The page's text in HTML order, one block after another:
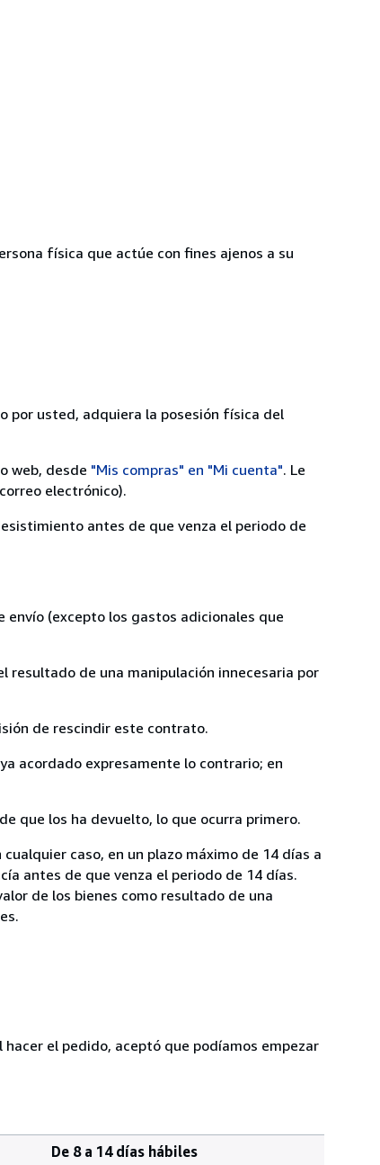
física que actúe con fines ajenos a su
por usted, adquiera la posesión física del
web, desde "Mis compras" en "Mi cuenta". Le
electrónico).
antes de que venza el periodo de
(excepto los gastos adicionales que
resultado de una manipulación innecesaria por
de rescindir este contrato.
acordado expresamente lo contrario; en
que los ha devuelto, lo que ocurra primero.
caso, en un plazo máximo de 14 días a
antes de que venza el periodo de 14 días.
de los bienes como resultado de una
el pedido, aceptó que podíamos empezar
De 8 a 14 días hábiles